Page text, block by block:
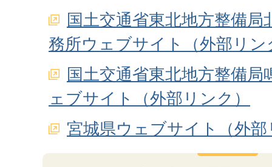
国土交通省東北地方整備局
務所ウェブサイト（外部リン
国土交通省東北地方整備局
ェブサイト（外部リンク）
宮城県ウェブサイト（外